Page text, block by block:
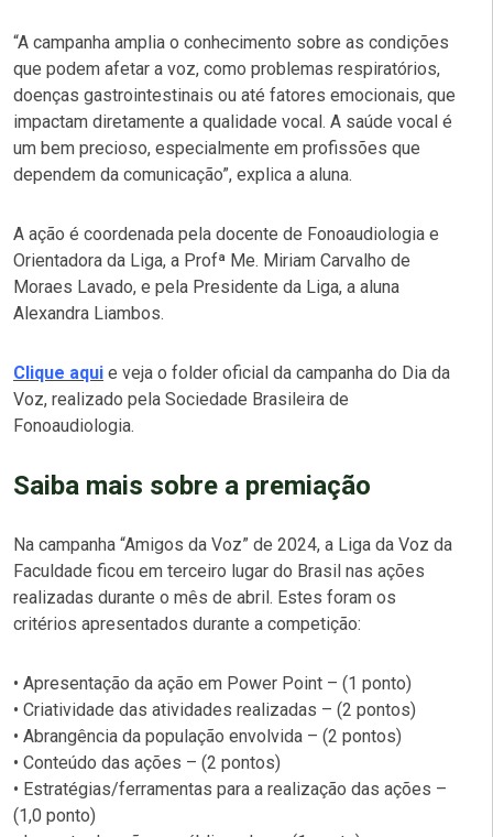
“A campanha amplia o conhecimento sobre as condições
que podem afetar a voz, como problemas respiratórios,
doenças gastrointestinais ou até fatores emocionais, que
impactam diretamente a qualidade vocal. A saúde vocal é
um bem precioso, especialmente em profissões que
dependem da comunicação”, explica a aluna.
A ação é coordenada pela docente de Fonoaudiologia e
Orientadora da Liga, a Profª Me. Miriam Carvalho de
Moraes Lavado, e pela Presidente da Liga, a aluna
Alexandra Liambos.
Clique aqui e veja o folder oficial da campanha do Dia da
Voz, realizado pela Sociedade Brasileira de
Fonoaudiologia.
Saiba mais sobre a premiação
Na campanha “Amigos da Voz” de 2024, a Liga da Voz da
Faculdade ficou em terceiro lugar do Brasil nas ações
realizadas durante o mês de abril. Estes foram os
critérios apresentados durante a competição:
• Apresentação da ação em Power Point – (1 ponto)
• Criatividade das atividades realizadas – (2 pontos)
• Abrangência da população envolvida – (2 pontos)
• Conteúdo das ações – (2 pontos)
• Estratégias/ferramentas para a realização das ações –
(1,0 ponto)